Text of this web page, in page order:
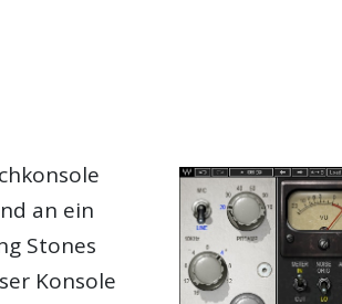
an ein
Stones
Konsole